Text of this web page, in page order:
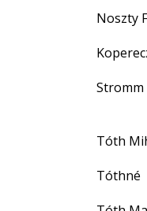
Noszty
Stromm
Tóth
Tóthné